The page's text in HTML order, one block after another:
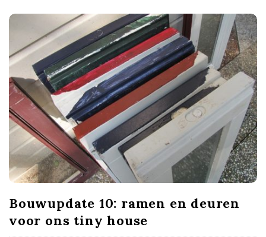
s
t
e
S
t
e
l
Bouwupdate 10: ramen en deuren
voor ons tiny house